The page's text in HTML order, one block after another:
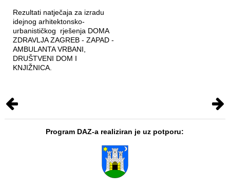
Rezultati natječaja za izradu
idejnog arhitektonsko-
urbanističkog rješenja DOMA
ZDRAVLJA ZAGREB - ZAPAD -
AMBULANTA VRBANI,
DRUŠTVENI DOM I
KNJIŽNICA.
Program DAZ-a realiziran je uz potporu: